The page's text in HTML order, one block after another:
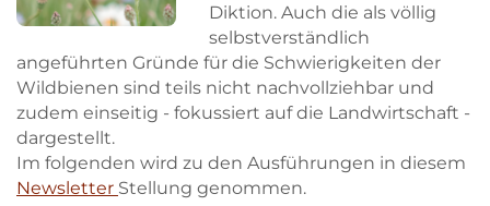
Diktion. Auch die als völlig
selbstverständlich
angeführten Gründe für die Schwierigkeiten der
Wildbienen sind teils nicht nachvollziehbar und
zudem einseitig - fokussiert auf die Landwirtschaft -
dargestellt.
Im folgenden wird zu den Ausführungen in diesem
Newsletter Stellung genommen.